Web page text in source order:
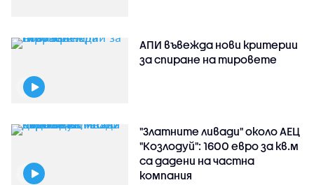
АПИ въвежда нови критерии
за спиране на тировете
"Златните ливади" около АЕЦ
"Козлодуй": 1600 евро за кв.м
са дадени на частна
компания